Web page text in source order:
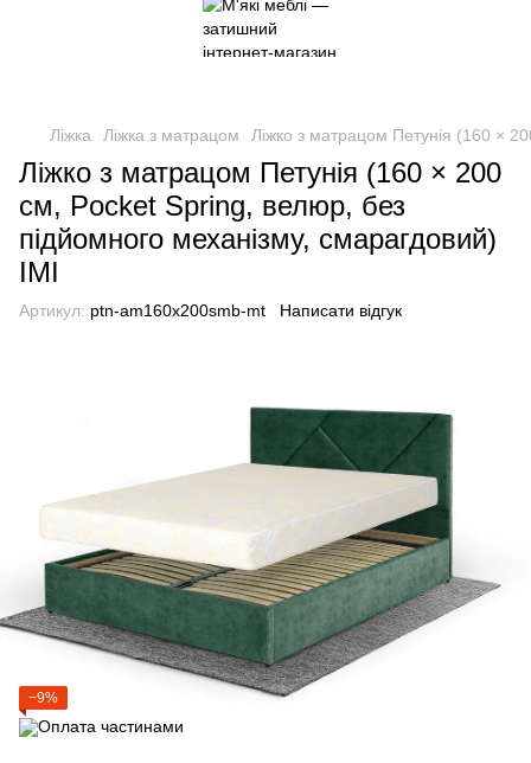
Ліжка Ліжка з матрацом Ліжко з матрацом Петунія (160 ×
Ліжко з матрацом Петунія (160 × 200
см, Pocket Spring, велюр, без
підйомного механізму, смарагдовий)
IMI
Артикул: ptn-am160x200smb-mt Написати відгук
−9%